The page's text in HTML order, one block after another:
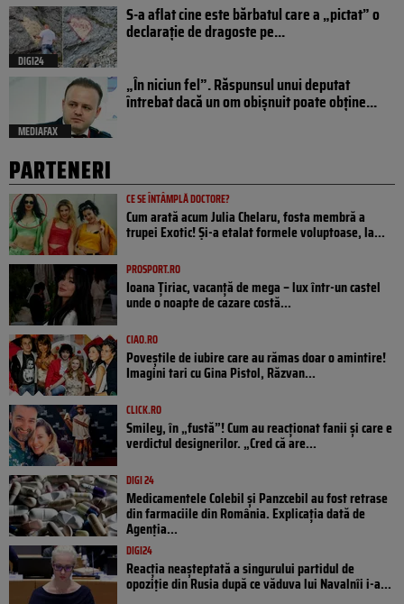
DIGI24
S-a aflat cine este bărbatul care a „pictat” o
declarație de dragoste pe...
MEDIAFAX
„În niciun fel”. Răspunsul unui deputat
întrebat dacă un om obișnuit poate obține...
PARTENERI
CE SE ÎNTÂMPLĂ DOCTORE?
Cum arată acum Julia Chelaru, fosta membră a
trupei Exotic! Și-a etalat formele voluptoase, la...
PROSPORT.RO
Ioana Țiriac, vacanță de mega – lux într-un castel
unde o noapte de cazare costă...
CIAO.RO
Poveştile de iubire care au rămas doar o amintire!
Imagini tari cu Gina Pistol, Răzvan...
CLICK.RO
Smiley, în „fustă”! Cum au reacționat fanii și care e
verdictul designerilor. „Cred că are...
DIGI 24
Medicamentele Colebil și Panzcebil au fost retrase
din farmaciile din România. Explicația dată de
Agenția...
DIGI24
Reacția neașteptată a singurului partidul de
opoziţie din Rusia după ce văduva lui Navalnîi i-a...